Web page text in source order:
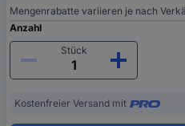
Mengenrabatte variieren je nach
Anzahl
Stück
Kostenfreier Versand mit